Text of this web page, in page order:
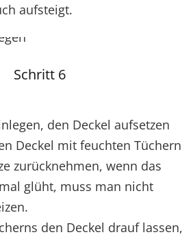
aufsteigt.
Schritt 6
den Deckel aufsetzen
Deckel mit feuchten Tüchern
zurücknehmen, wenn das
glüht, muss man nicht
den Deckel drauf lassen,